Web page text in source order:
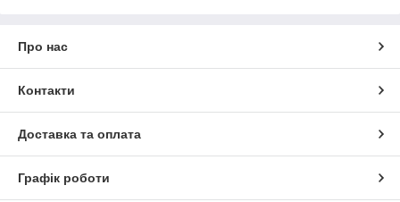
Про нас
Контакти
Доставка та оплата
Графік роботи